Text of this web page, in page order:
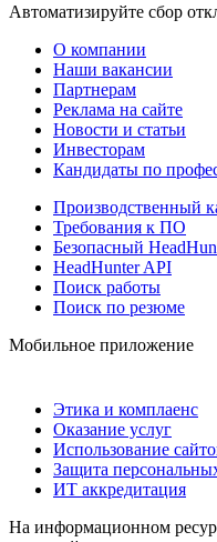
Автоматизируйте сбор
О компании
Наши вакансии
Партнерам
Реклама на сайте
Новости и статьи
Инвесторам
Кандидаты по
Производственный
Требования к ПО
Безопасный
HeadHunter API
Поиск работы
Поиск по резюме
Мобильное приложение
Этика и комплаенс
Оказание услуг
Использование
Защита
ИТ аккредитация
На информационном